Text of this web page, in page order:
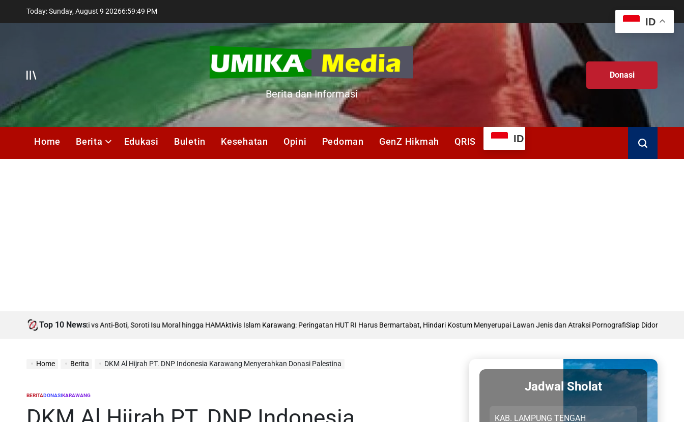
Today: Sunday, August 9 20266:59:50 PM
Offcanvas
UMIKA
Media
Berita dan Informasi
Donasi
Home Berita Edukasi Buletin Kesehatan Opini Pedoman GenZ Hikmah QRIS ID
Search
Top 10 News
Rumah Debat Boti vs Anti-Boti, Soroti Isu Moral hingga HAM Aktivis Islam Karawang: Peringatan HUT RI Harus Bermartabat, Hindari Kostum Menyerupai Lawan Jenis dan Atraksi PornografiSiap Didorong Jadi
Home Berita DKM Al Hijrah PT. DNP Indonesia Karawang Menyerahkan Donasi Palestina
POSTED
BERITADONASIKARAWANG
Jadwal Sholat
ID